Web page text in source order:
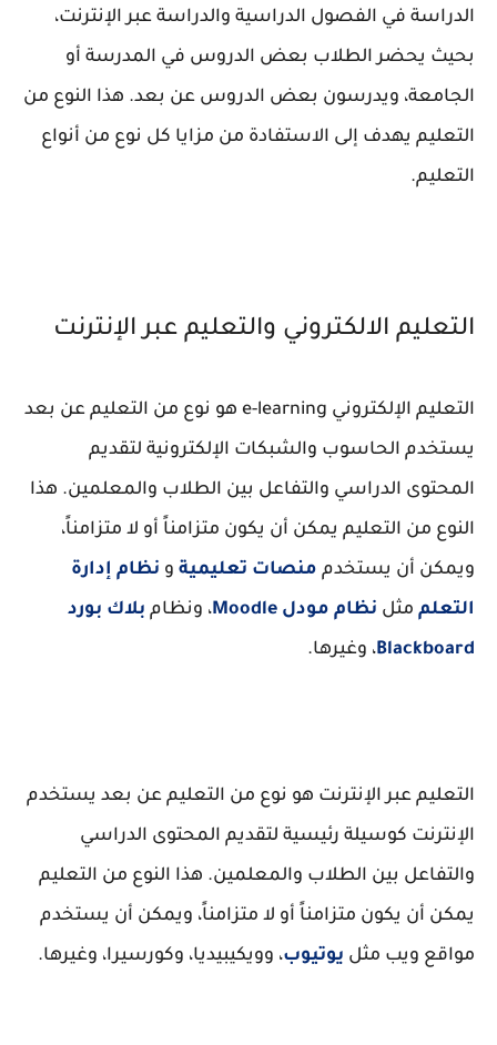
الدراسة في الفصول الدراسية والدراسة عبر الإنترنت،
بحيث يحضر الطلاب بعض الدروس في المدرسة أو
الجامعة، ويدرسون بعض الدروس عن بعد. هذا النوع من
التعليم يهدف إلى الاستفادة من مزايا كل نوع من أنواع
التعليم.
التعليم الالكتروني والتعليم عبر الإنترنت
التعليم الإلكتروني e-learning هو نوع من التعليم عن بعد
يستخدم الحاسوب والشبكات الإلكترونية لتقديم
المحتوى الدراسي والتفاعل بين الطلاب والمعلمين. هذا
النوع من التعليم يمكن أن يكون متزامناً أو لا متزامناً،
ويمكن أن يستخدم منصات تعليمية و نظام إدارة
التعلم مثل نظام مودل Moodle ، ونظام بلاك بورد
Blackboard، وغيرها.
التعليم عبر الإنترنت هو نوع من التعليم عن بعد يستخدم
الإنترنت كوسيلة رئيسية لتقديم المحتوى الدراسي
والتفاعل بين الطلاب والمعلمين. هذا النوع من التعليم
يمكن أن يكون متزامناً أو لا متزامناً، ويمكن أن يستخدم
مواقع ويب مثل يوتيوب، وويكيبيديا، وكورسيرا، وغيرها.